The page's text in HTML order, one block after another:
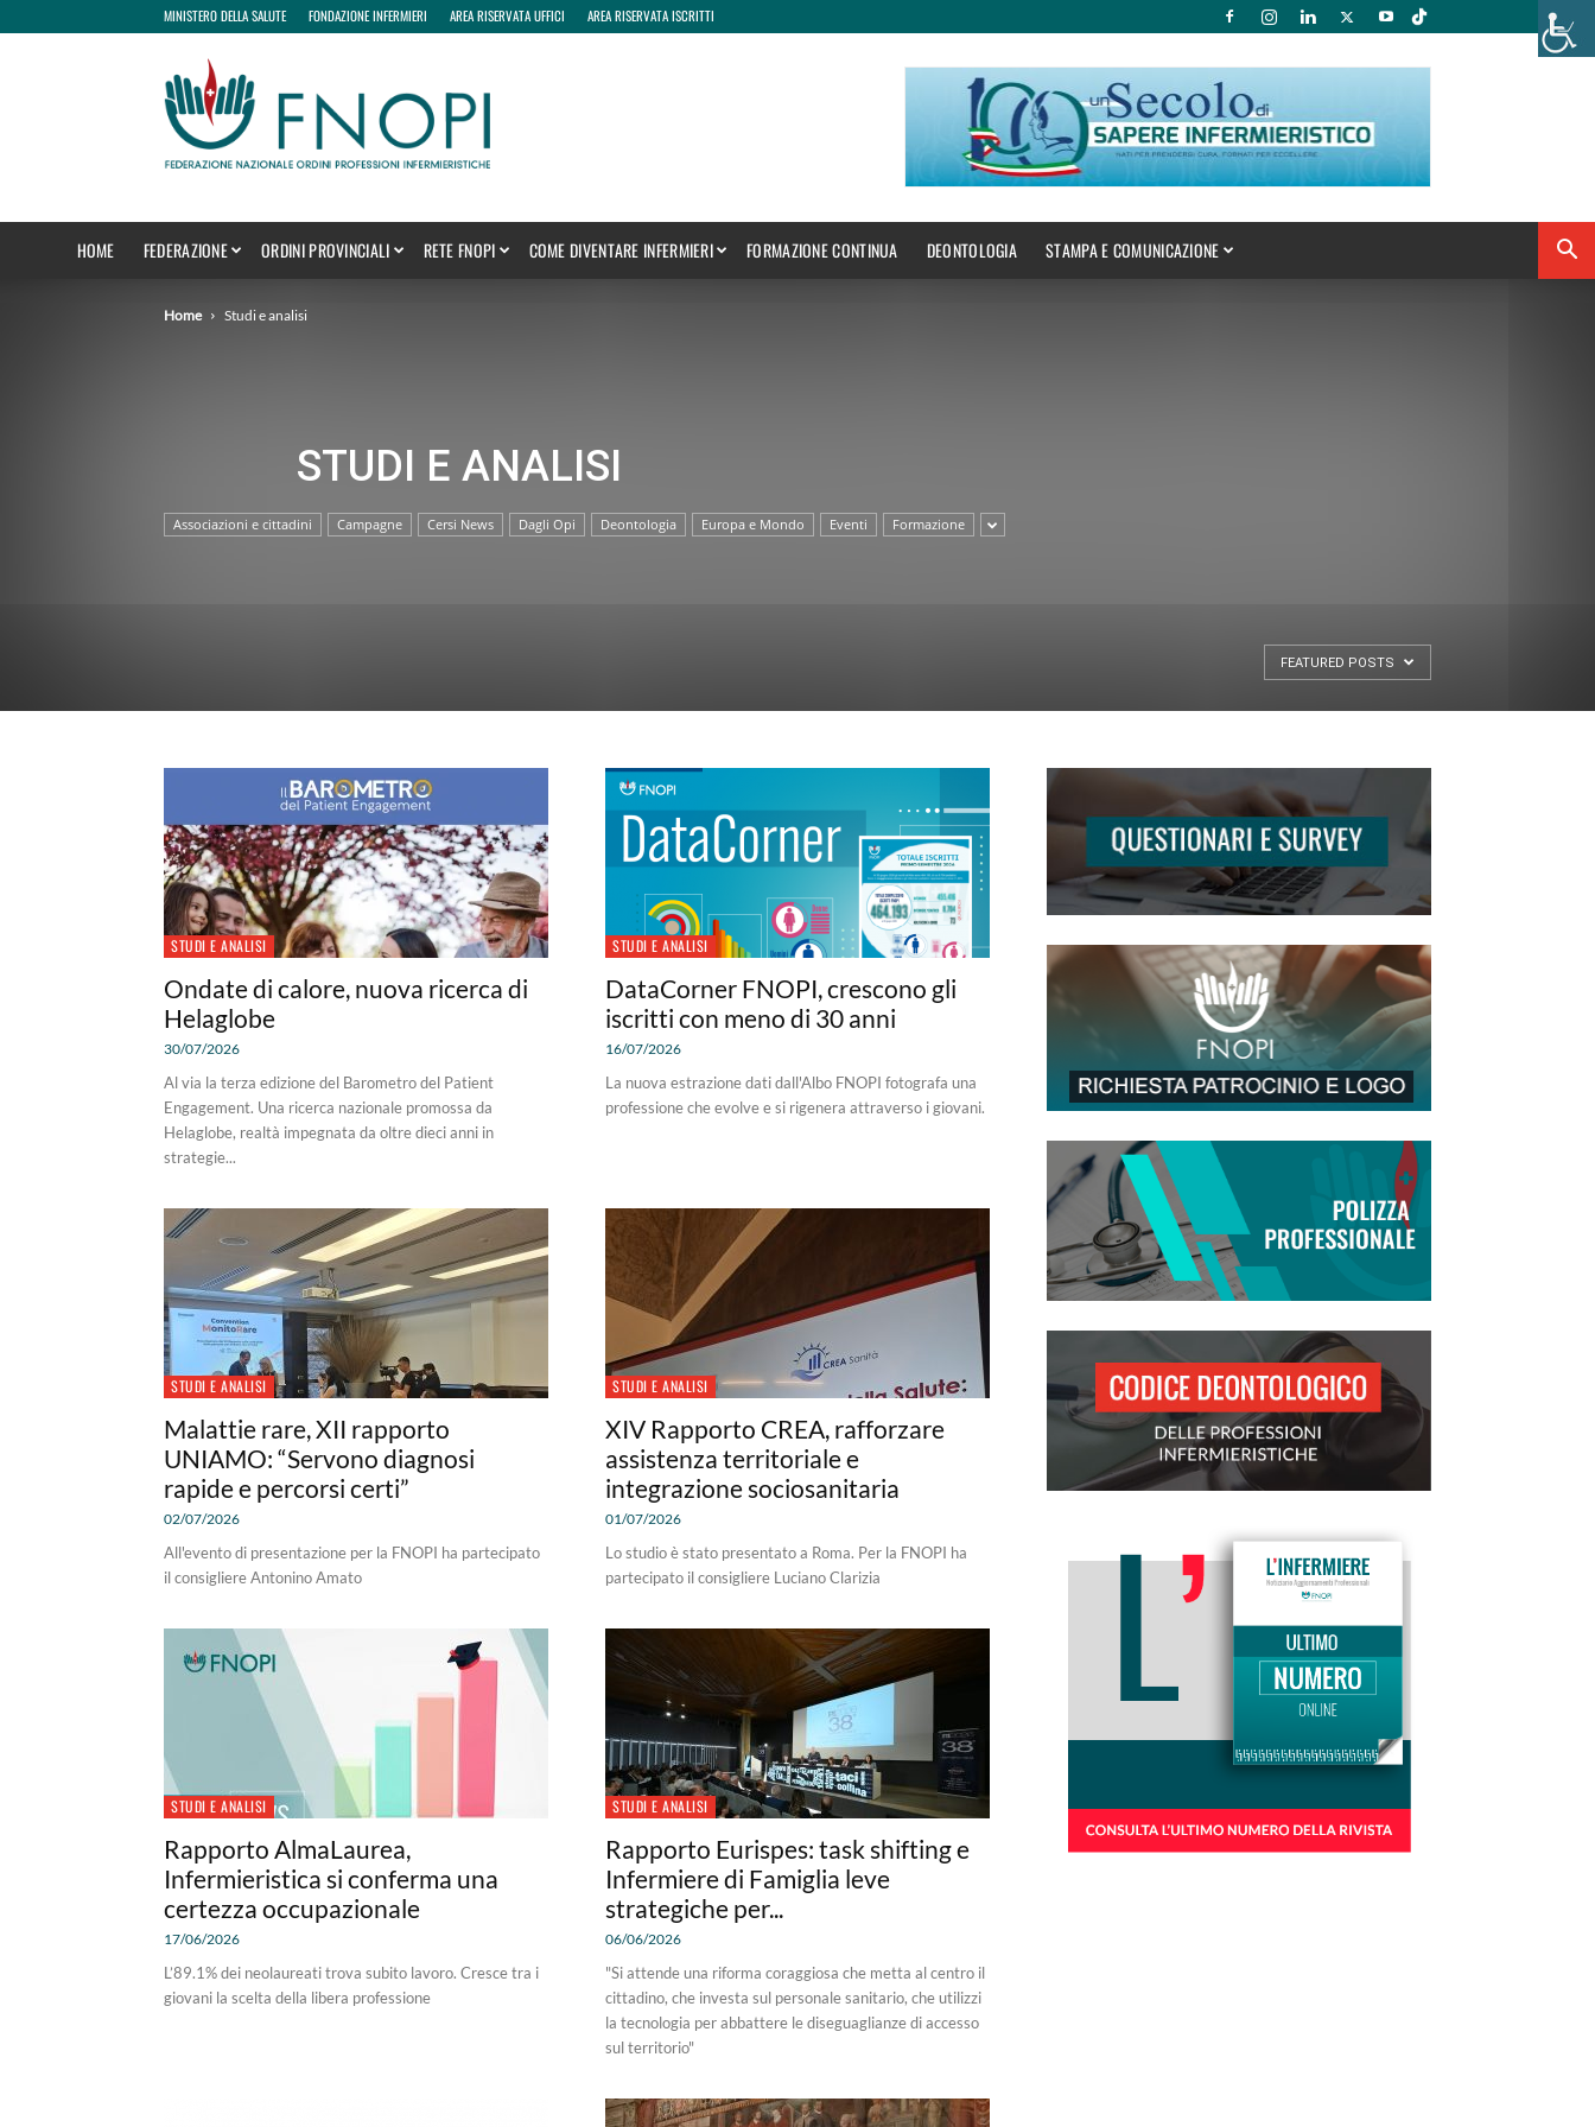
MINISTERO DELLA SALUTE FONDAZIONE INFERMIERI AREA RISERVATA UFFICI AREA RISERVATA ISCRITTI
HOME FEDERAZIONE ORDINI PROVINCIALI RETE FNOPI COME DIVENTARE INFERMIERI FORMAZIONE CONTINUA DEONTOLOGIA STAMPA E COMUNICAZIONE
Home Studi e analisi
STUDI E ANALISI
Associazioni e cittadini Campagne Cersi News Dagli Opi Deontologia Europa e Mondo Eventi Formazione
FEATURED POSTS
STUDI E ANALISI
Ondate di calore, nuova ricerca di
Helaglobe
30/07/2026
Al via la terza edizione del Barometro del Patient
Engagement. Una ricerca nazionale promossa da
Helaglobe, realtà impegnata da oltre dieci anni in
strategie...
STUDI E ANALISI
DataCorner FNOPI, crescono gli
iscritti con meno di 30 anni
16/07/2026
La nuova estrazione dati dall'Albo FNOPI fotografa una
professione che evolve e si rigenera attraverso i giovani.
STUDI E ANALISI
Malattie rare, XII rapporto
UNIAMO: “Servono diagnosi
rapide e percorsi certi”
02/07/2026
All'evento di presentazione per la FNOPI ha partecipato
il consigliere Antonino Amato
STUDI E ANALISI
XIV Rapporto CREA, rafforzare
assistenza territoriale e
integrazione sociosanitaria
01/07/2026
Lo studio è stato presentato a Roma. Per la FNOPI ha
partecipato il consigliere Luciano Clarizia
STUDI E ANALISI
Rapporto AlmaLaurea,
Infermieristica si conferma una
certezza occupazionale
17/06/2026
L’89.1% dei neolaureati trova subito lavoro. Cresce tra i
giovani la scelta della libera professione
STUDI E ANALISI
Rapporto Eurispes: task shifting e
Infermiere di Famiglia leve
strategiche per...
06/06/2026
"Si attende una riforma coraggiosa che metta al centro il
cittadino, che investa sul personale sanitario, che utilizzi
la tecnologia per abbattere le diseguaglianze di accesso
sul territorio"